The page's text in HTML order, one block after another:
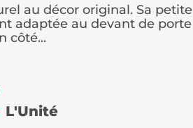
au décor original. Sa petite
adaptée au devant de porte
côté...
L'Unité